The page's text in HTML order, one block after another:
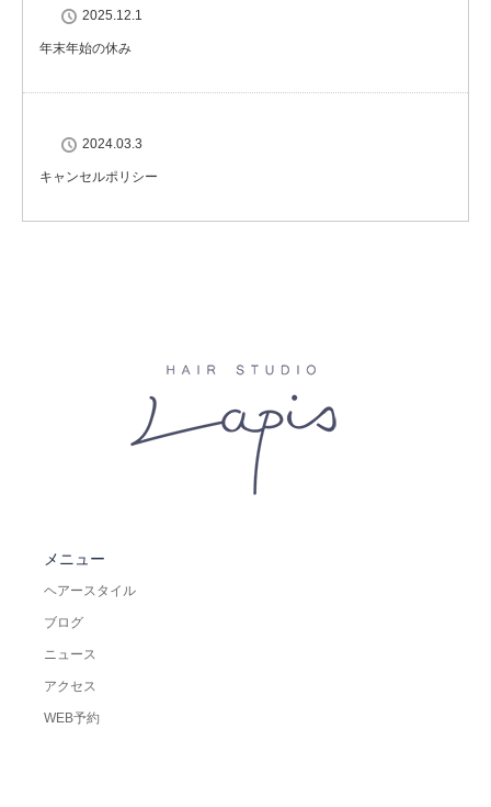
2025.12.1
年末年始の休み
2024.03.3
キャンセルポリシー
メニュー
ヘアースタイル
ブログ
ニュース
アクセス
WEB予約